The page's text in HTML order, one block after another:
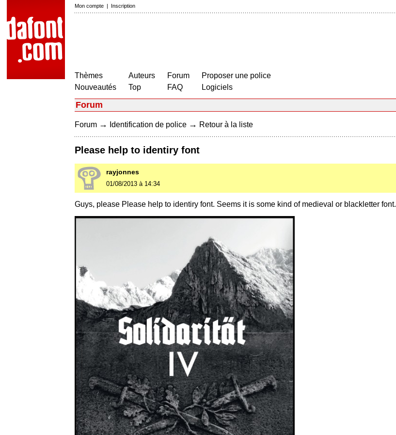
Mon compte | Inscription
Thèmes
Nouveautés
Auteurs
Top
Forum
FAQ
Proposer une police
Logiciels
Forum
Forum → Identification de police → Retour à la liste
Please help to identiry font
rayjonnes
01/08/2013 à 14:34
Guys, please Please help to identiry font. Seems it is some kind of medieval or blackletter font.